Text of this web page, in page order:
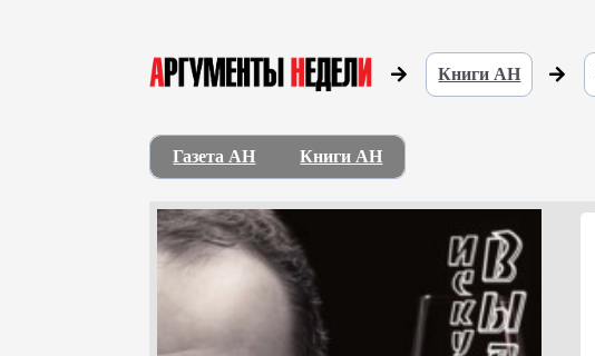
Книги АН
Газета АН Книги АН